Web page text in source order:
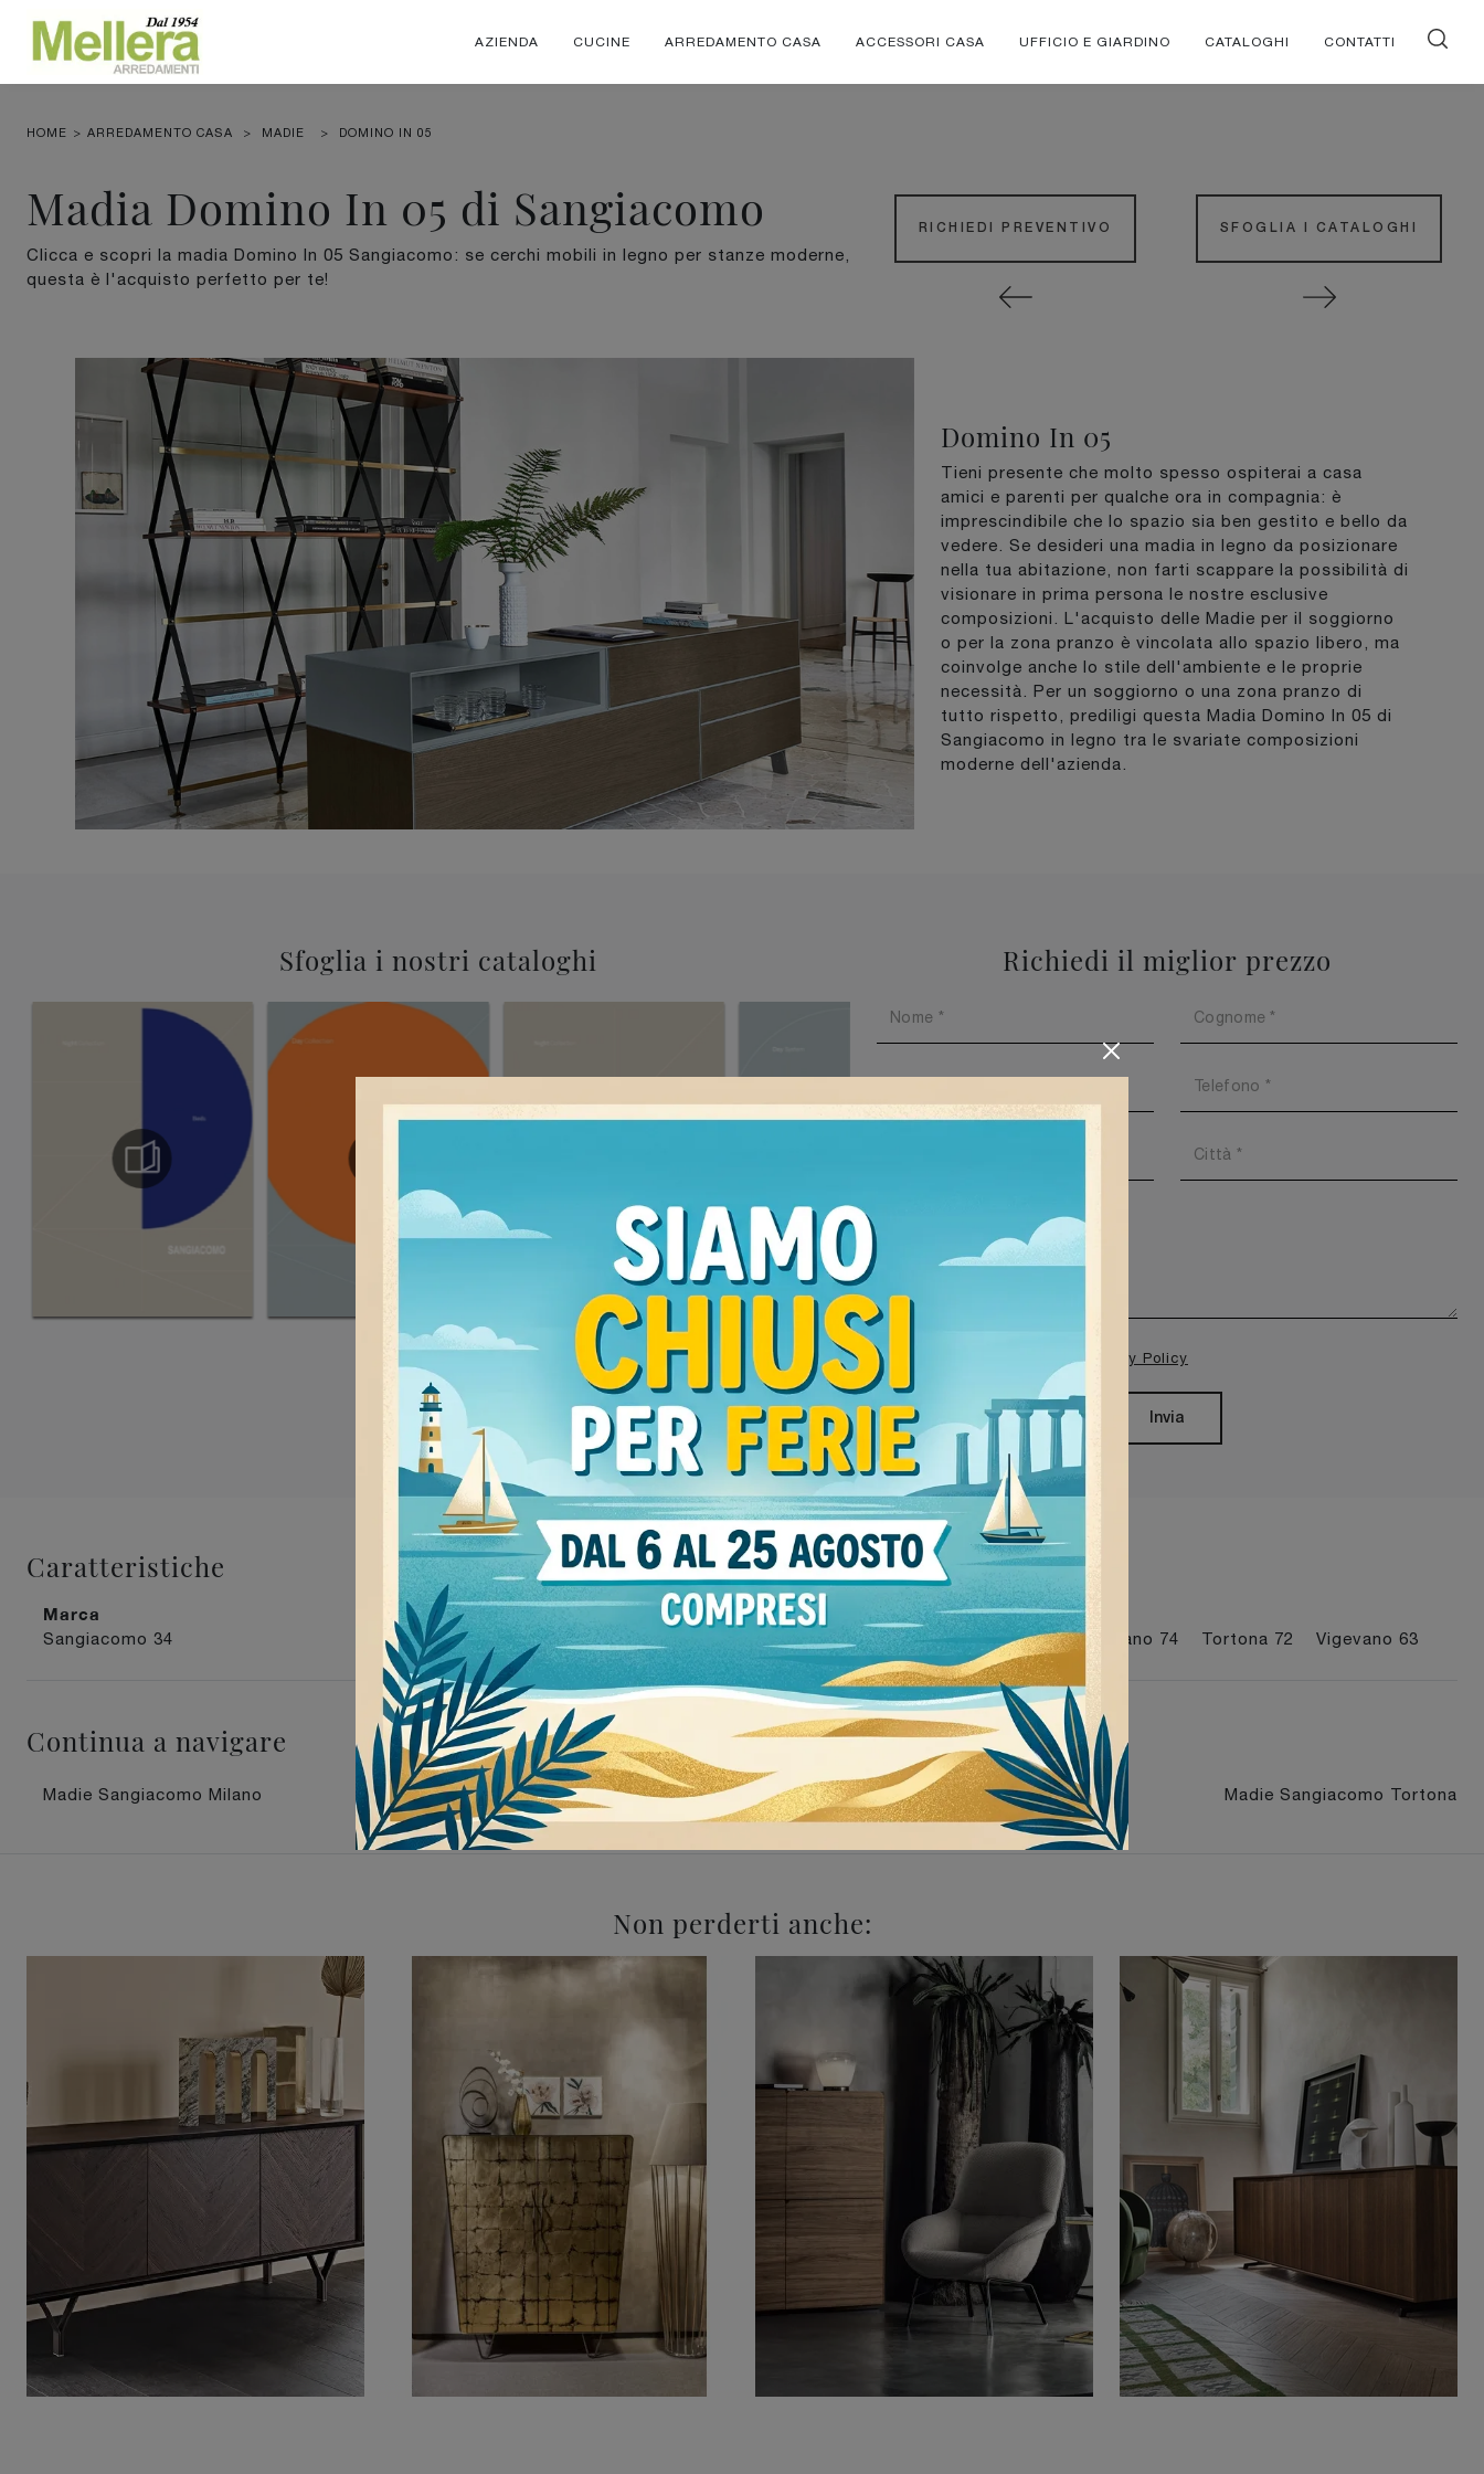
AZIENDA CUCINE ARREDAMENTO CASA ACCESSORI CASA UFFICIO E GIARDINO CATALOGHI CONTATTI
HOME > ARREDAMENTO CASA > MADIE > DOMINO IN 05
Madia Domino In 05 di Sangiacomo
Clicca e scopri la madia Domino In 05 Sangiacomo: se cerchi mobili in legno per stanze moderne,
questa è l'acquisto perfetto per te!
RICHIEDI PREVENTIVO SFOGLIA I CATALOGHI
Domino In 05
Tieni presente che molto spesso ospiterai a casa
amici e parenti per qualche ora in compagnia: è
imprescindibile che lo spazio sia ben gestito e bello da
vedere. Se desideri una madia in legno da posizionare
nella tua abitazione, non farti scappare la possibilità di
visionare in prima persona le nostre esclusive
composizioni. L'acquisto delle Madie per il soggiorno
o per la zona pranzo è vincolata allo spazio libero, ma
coinvolge anche lo stile dell'ambiente e le proprie
necessità. Per un soggiorno o una zona pranzo di
tutto rispetto, prediligi questa Madia Domino In 05 di
Sangiacomo in legno tra le svariate composizioni
moderne dell'azienda.
Sfoglia i nostri cataloghi Richiedi il miglior prezzo
Ho preso visione dellaPrivacy Policy
Invia
Caratteristiche
Marca
Sangiacomo 34
Materiale
in legno43
Stile I più visti a :
Mede74 Milano 74 Tortona 72 Vigevano 63
Continua a navigare
Madie Sangiacomo Milano Madie Sangiacomo Mede Madie Sangiacomo Vigevano Madie Sangiacomo Tortona
Non perderti anche: